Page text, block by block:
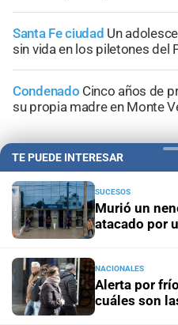
Santa Fe ciudad Un
sin vida en los piletones del
Condenado Cinco años de
su propia madre en Monte
+Información
TE PUEDE INTERESAR
SUCESOS
Murió un
atacado por
NACIONALES
Alerta por
cuáles son